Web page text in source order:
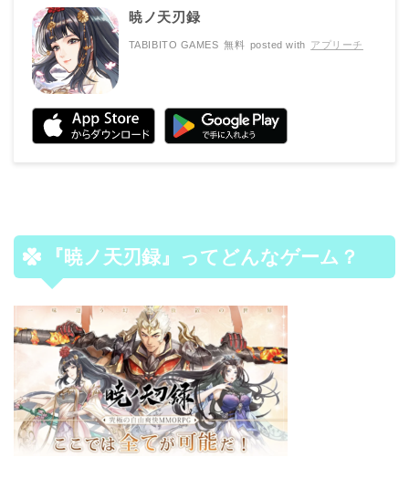
暁ノ天刃録
TABIBITO GAMES 無料 posted with アプリーチ
『暁ノ天刃録』ってどんなゲーム？